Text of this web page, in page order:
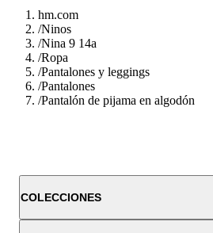
hm.com
/Ninos
/Nina 9 14a
/Ropa
/Pantalones y leggings
/Pantalones
/Pantalón de pijama en algodón
COLECCIONES